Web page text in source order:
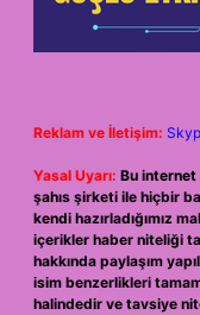
Reklam ve İletişim:
Yasal Uyarı: Bu
şahıs şirketi ile hiçbir
kendi hazırladığımız
içerikler haber niteliği
hakkında paylaşım
isim benzerlikleri
halindedir ve tavsiye